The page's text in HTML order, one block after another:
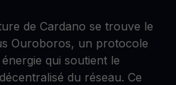
de Cardano se trouve le
Ouroboros, un protocole
qui soutient le
du réseau. Ce